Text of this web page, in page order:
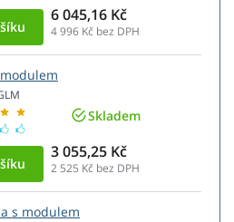
6 045,16 Kč
4 996 Kč bez DPH
Skladem
3 055,25 Kč
2 525 Kč bez DPH
s modulem